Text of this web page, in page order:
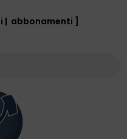
| abbonamenti ]